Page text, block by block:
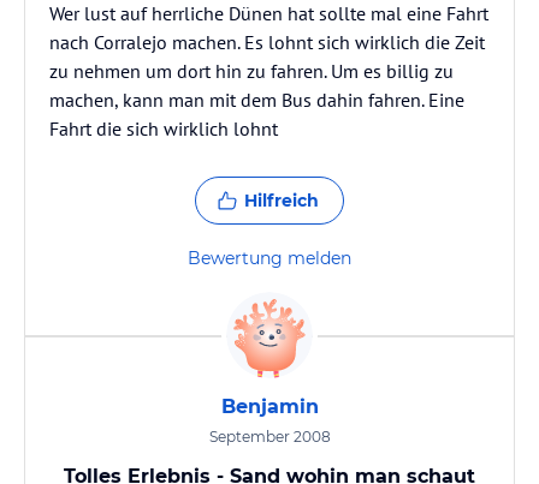
Wer lust auf herrliche Dünen hat sollte mal eine Fahrt
nach Corralejo machen. Es lohnt sich wirklich die Zeit
zu nehmen um dort hin zu fahren. Um es billig zu
machen, kann man mit dem Bus dahin fahren. Eine
Fahrt die sich wirklich lohnt
Hilfreich
Bewertung melden
Benjamin
September 2008
Tolles Erlebnis - Sand wohin man schaut